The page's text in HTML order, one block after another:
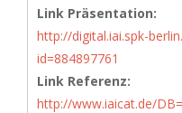
Link Präsentation:
http://digital.iai.spk-
id=884897761
Link Referenz:
http://www.iaicat.de/